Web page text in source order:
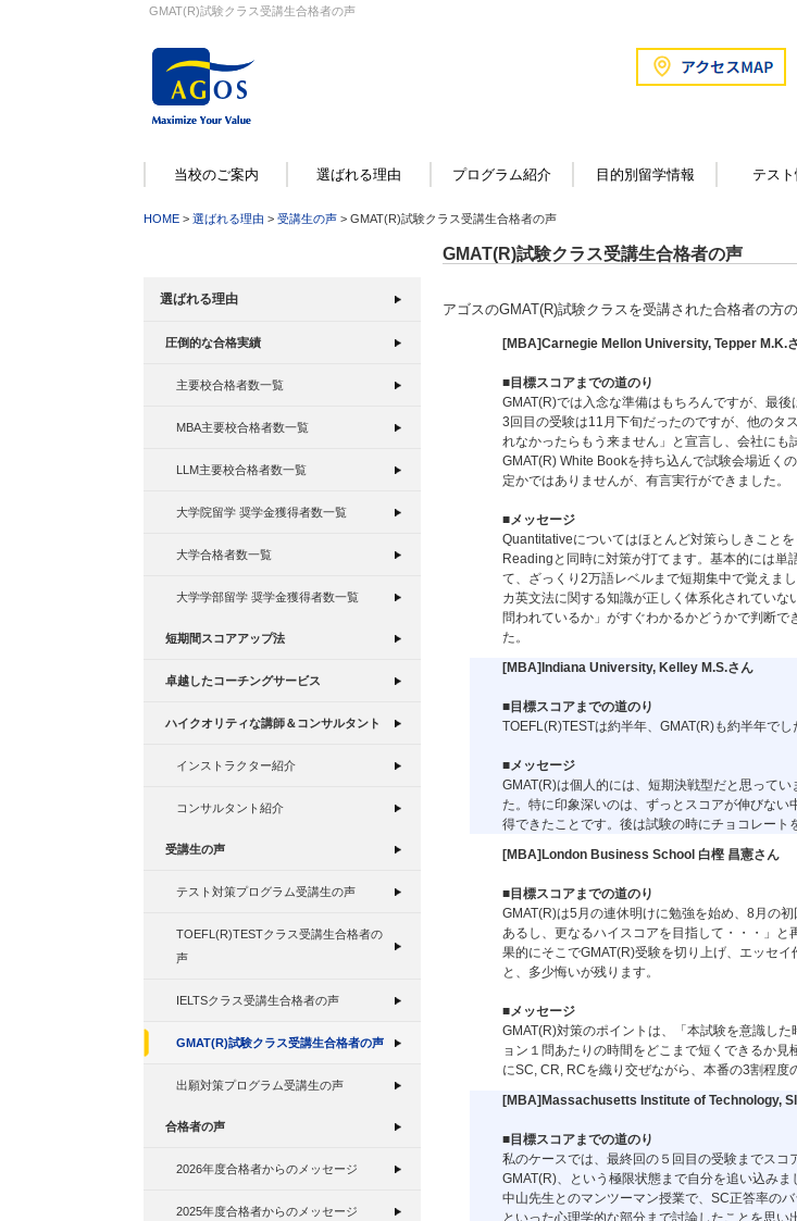
GMAT(R)試験クラス受講生合格者の声
当校のご案内 選ばれる理由 プログラム紹介 目的別留学情報 テス
HOME > 選ばれる理由 > 受講生の声 > GMAT(R)試験クラス受講生合格者の声
選ばれる理由
圧倒的な合格実績
主要校合格者数一覧
MBA主要校合格者数一覧
LLM主要校合格者数一覧
大学院留学 奨学金獲得者数一覧
大学合格者数一覧
大学学部留学 奨学金獲得者数一覧
短期間スコアアップ法
卓越したコーチングサービス
ハイクオリティな講師＆コンサルタント
インストラクター紹介
コンサルタント紹介
受講生の声
テスト対策プログラム受講生の声
TOEFL(R)TESTクラス受講生合格者の
声
IELTSクラス受講生合格者の声
GMAT(R)試験クラス受講生合格者の声
出願対策プログラム受講生の声
合格者の声
2026年度合格者からのメッセージ
2025年度合格者からのメッセージ
GMAT(R)試験クラス受講生合格者の声
アゴスのGMAT(R)試験クラスを受講された合格者の方
[MBA]Carnegie Mellon University, Tepper M.K.
■目標スコアまでの道のり
GMAT(R)では入念な準備はもちろんですが、最
3回目の受験は11月下旬だったのですが、他のタ
れなかったらもう来ません」と宣言し、会社に
GMAT(R) White Bookを持ち込んで試験会場近く
定かではありませんが、有言実行ができました。
■メッセージ
Quantitativeについてはほとんど対策らしきこと
Readingと同時に対策が打てます。基本的には単
て、ざっくり2万語レベルまで短期集中で覚えま
カ英文法に関する知識が正しく体系化されてい
問われているか」がすぐわかるかどうかで判断で
た。
[MBA]Indiana University, Kelley M.S.さん
■目標スコアまでの道のり
TOEFL(R)TESTは約半年、GMAT(R)も約半年でし
■メッセージ
GMAT(R)は個人的には、短期決戦型だと思って
た。特に印象深いのは、ずっとスコアが伸びな
得できたことです。後は試験の時にチョコレート
[MBA]London Business School 白樫 昌憲さん
■目標スコアまでの道のり
GMAT(R)は5月の連休明けに勉強を始め、8月の
あるし、更なるハイスコアを目指して・・・」
果的にそこでGMAT(R)受験を切り上げ、エッセ
と、多少悔いが残ります。
■メッセージ
GMAT(R)対策のポイントは、「本試験を意識し
ョン１問あたりの時間をどこまで短くできるか
にSC, CR, RCを織り交ぜながら、本番の3割程度
[MBA]Massachusetts Institute of Technology,
■目標スコアまでの道のり
私のケースでは、最終回の５回目の受験までス
GMAT(R)、という極限状態まで自分を追い込みま
中山先生とのマンツーマン授業で、SC正答率の
といった心理学的な部分まで討論したことを思